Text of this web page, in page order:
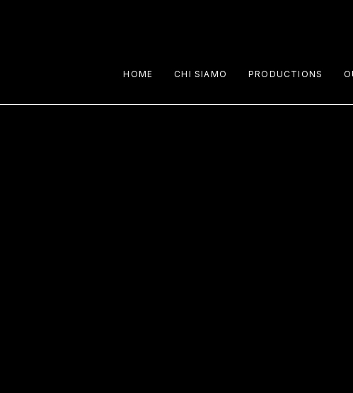
HOME CHI SIAMO PRODUCTIONS